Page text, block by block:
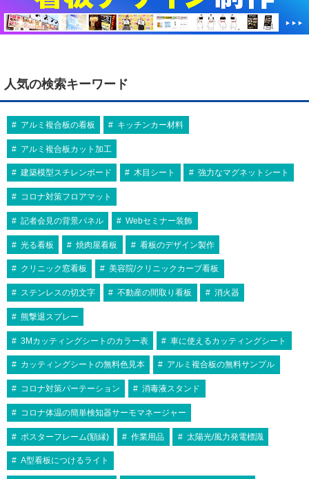
人気の検索キーワード
アルミ複合板の看板 キッチンカー材料
アルミ複合板カット加工
建築模型スチレンボード 木目シート 強力なマグネットシート
コロナ対策フロアマット
記者会見の背景パネル Webセミナー装飾
光る看板 焼肉屋看板 看板のデザイン製作
クリニック窓看板 美容院/クリニックカーブ看板
ステンレスの切文字 不動産の間取り看板 消火器
熊撃退スプレー
3Mカッティングシートのカラー表 車に使えるカッティングシート
カッティングシートの無料色見本 アルミ複合板の無料サンプル
コロナ対策パーテーション 消毒液スタンド
コロナ体温の簡単検知器サーモマネージャー
ポスターフレーム(額縁) 作業用品 太陽光/風力発電標識
A型看板につけるライト